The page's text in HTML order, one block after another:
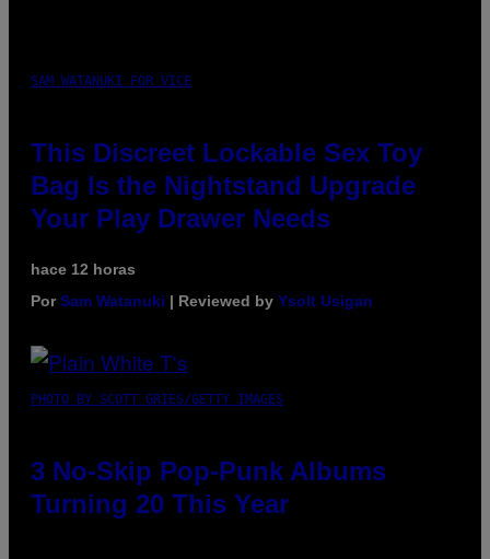
SAM WATANUKI FOR VICE
This Discreet Lockable Sex Toy
Bag Is the Nightstand Upgrade
Your Play Drawer Needs
hace 12 horas
PorSam Watanuki | Reviewed by Ysolt Usigan
PHOTO BY SCOTT GRIES/GETTY IMAGES
3 No-Skip Pop-Punk Albums
Turning 20 This Year